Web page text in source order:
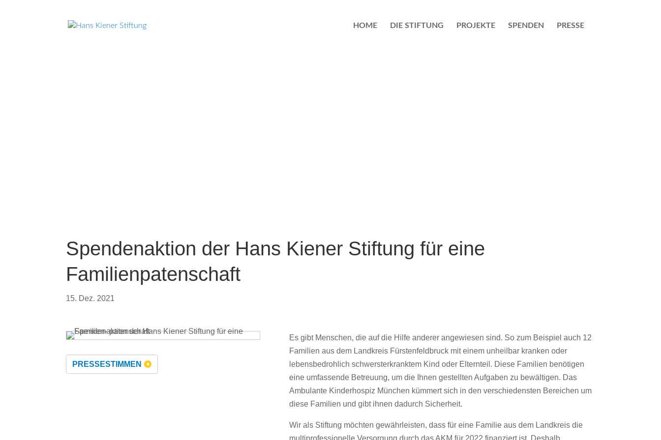
HOME DIE STIFTUNG PROJEKTE SPENDEN PRESSE
Spendenaktion der Hans Kiener Stiftung für eine
Familienpatenschaft
15. Dez. 2021
PRESSESTIMMEN
Es gibt Menschen, die auf die Hilfe anderer angewiesen sind. So zum Beispiel auch 12
Familien aus dem Landkreis Fürstenfeldbruck mit einem unheilbar kranken oder
lebensbedrohlich schwersterkranktem Kind oder Elternteil. Diese Familien benötigen
eine umfassende Betreuung, um die Ihnen gestellten Aufgaben zu bewältigen. Das
Ambulante Kinderhospiz München kümmert sich in den verschiedensten Bereichen um
diese Familien und gibt ihnen dadurch Sicherheit.
Wir als Stiftung möchten gewährleisten, dass für eine Familie aus dem Landkreis die